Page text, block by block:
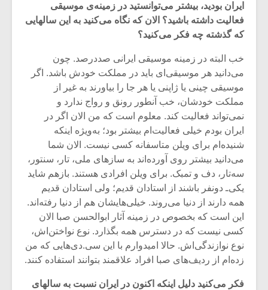
ایران بودید،‌ بیشتر می‌توانستید در زمینه‌ی موسیقی
فعالیت داشته باشید؟ الان که نگاه می‌کنید به این سالهایی
که گذشته چه فکر می‌کنید؟
خب البته در زمینه موسیقی ایرانی صددرصد. چون
می‌دانید هر موسیقی‌ای باید در مملکت خودش باشد. اگر
موسیقی چینی یا ژاپنی یا هر جا را بیاورند به غیر از
مملکت خودشان، خب آنطور رونق و رواج ندارد و
نمی‌تواند فعالیت کند. معلوم است که من الان اگر در
ایران بودم خیلی فعالیت‌ام بیشتر بود؛ به‌ویژه اینکه
شنیده‌ام برای ویلن متاسفانه کسی نیست. الان شما
می‌دانید بیشتر روی آورده‌اند به سازهای ملی، تار،‌ سنتور،
سه‌تار، دف و تمبک. برای ویلن افرادی هستند. بازهم شاید
یکی‌ـ دونفر باشند از استادان قدیم؛ ولی استادان قدیم
همه دارند از دنیا می‌روند. خیلی‌هایشان هم از دنیا رفته‌اند.
این است که بخصوص در زمینه آثار ابوالحسن صبا الان
کسی نیست که در دسترس همه بگذارد. نوع نواختن‌اش،‌
نوع نوازندگی‌اش. حالا امیدوارم با این سی.دی‌هایی که من
زده‌ام از ردیف‌های صبا افراد علاقمند بتوانند استفاده کنند.
فکر می‌کنید دلیل اینکه اکنون در ایران نسبت به سالهای